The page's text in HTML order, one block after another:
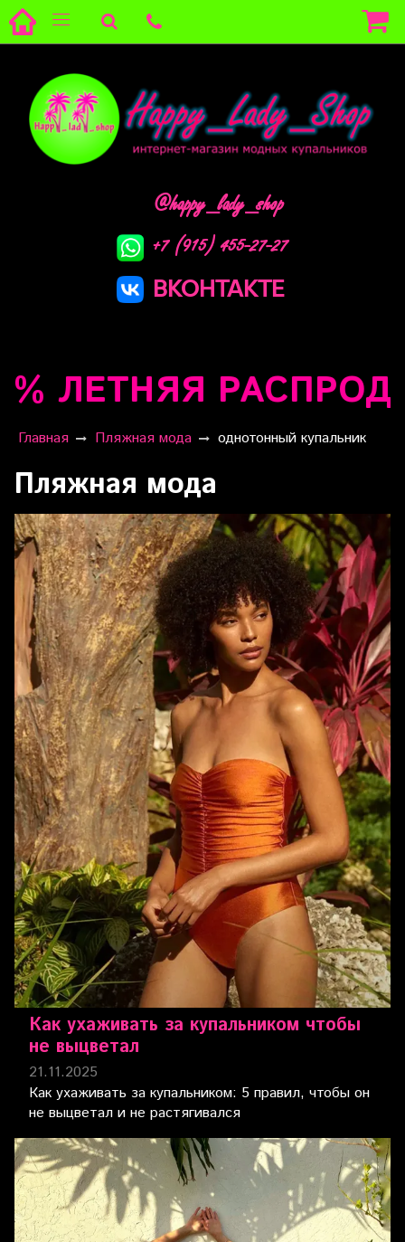
@happy_lady_shop
+7 (915) 455-27-27
ВКОНТАКТЕ
Главная Пляжная мода однотонный купальник
Пляжная мода
Как ухаживать за купальником чтобы
не выцветал
21.11.2025
Как ухаживать за купальником: 5 правил, чтобы он
не выцветал и не растягивался